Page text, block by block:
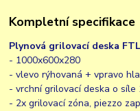
Kompletní specifikace
Plynová grilovací deska
- 1000x600x280
- vlevo rýhovaná + vpravo
- vrchní grilovací deska o síle
- 2x grilovací zóna, piezzo